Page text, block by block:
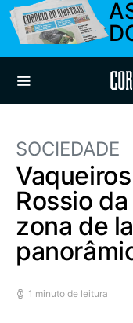
SOCIEDADE
Rossio
zona de
1 minuto de leitura